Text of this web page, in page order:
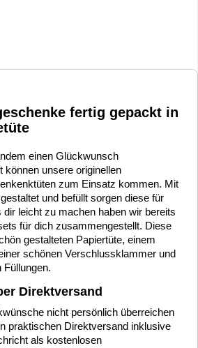
fertig gepackt in
einen Glückwunsch
können unsere originellen
zum Einsatz kommen. Mit
und befüllt sorgen diese für
leicht zu machen haben wir bereits
für dich zusammengestellt. Diese
gestalteten Papiertüte, einem
schönen Verschlussklammer und
Füllungen.
Direktversand
nicht persönlich überreichen
praktischen Direktversand inklusive
als kostenlosen